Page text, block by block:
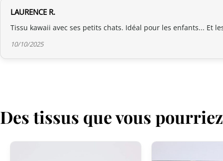
LAURENCE R.
Tissu kawaii avec ses petits chats. Idéal pour les enfants... Et
10/10/2025
Des tissus que vous